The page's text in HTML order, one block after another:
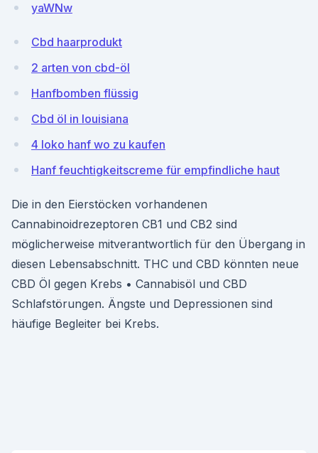
yaWNw
Cbd haarprodukt
2 arten von cbd-öl
Hanfbomben flüssig
Cbd öl in louisiana
4 loko hanf wo zu kaufen
Hanf feuchtigkeitscreme für empfindliche haut
Die in den Eierstöcken vorhandenen
Cannabinoidrezeptoren CB1 und CB2 sind
möglicherweise mitverantwortlich für den Übergang in
diesen Lebensabschnitt. THC und CBD könnten neue
CBD Öl gegen Krebs • Cannabisöl und CBD
Schlafstörungen. Ängste und Depressionen sind
häufige Begleiter bei Krebs.